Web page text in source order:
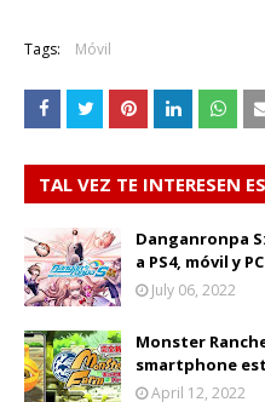
Tags: Móvil
TAL VEZ TE INTERESEN
Danganronpa
a PS4, móvil y
July 06, 2022
Monster
smartphone
April 12, 2022